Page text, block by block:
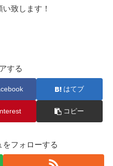
致します！
する
はてブ
コピー
をフォローする